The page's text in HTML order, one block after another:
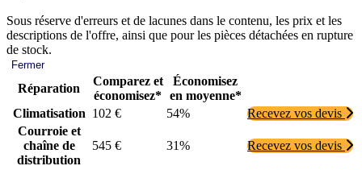
Sous réserve d'erreurs et de lacunes dans le contenu, les prix et les
descriptions de l'offre, ainsi que pour les pièces détachées en rupture
de stock.
Fermer
Réparation
Comparez et
économisez*
Économisez
en moyenne*
Climatisation 102 € 54%
Recevez vos devis
Courroie et
chaîne de
distribution
545 € 31% Recevez vos devis